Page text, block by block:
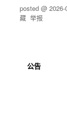
posted @
藏 举报
公告